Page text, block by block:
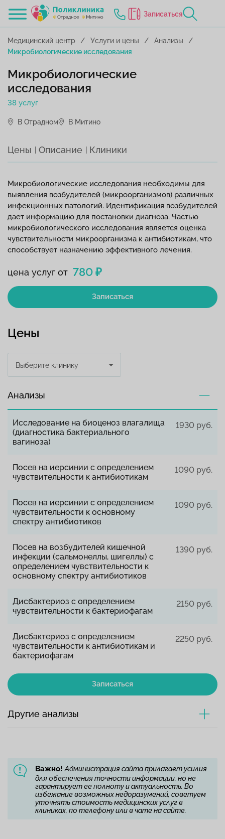
Записаться
Медицинский центр Услуги и цены
Анализы
Микробиологические исследования
цена услуг от 780 ₽
Записаться
Микробиологические
исследования
38 услуг
В Отрадном В Митино
Цены Описание Клиники
Микробиологические исследования необходимы для
выявления возбудителей (микроорганизмов) различных
инфекционных патологий. Идентификация возбудителей
дает информацию для постановки диагноза. Частью
микробиологического исследования является оценка
чувствительности микроорганизма к антибиотикам, что
способствует назначению эффективного лечения.
Цены
Выберите клинику
Анализы
Исследование на биоценоз влагалища
(диагностика бактериального
вагиноза)
1930 руб.
Посев на иерсинии с определением
чувствительности к антибиотикам
1090 руб.
Посев на иерсинии с определением
чувствительности к основному
спектру антибиотиков
1090 руб.
Посев на возбудителей кишечной
инфекции (сальмонеллы, шигеллы) с
определением чувствительности к
основному спектру антибиотиков
1390 руб.
Дисбактериоз с определением
чувствительности к бактериофагам
2150 руб.
Дисбактериоз с определением
чувствительности к антибиотикам и
бактериофагам
2250 руб.
Записаться
Другие анализы
Важно! Администрация сайта прилагает усилия
для обеспечения точности информации, но не
гарантирует ее полноту и актуальность. Во
избежание возможных недоразумений, советуем
уточнять стоимость медицинских услуг в
клиниках, по телефону или в чате на сайте.